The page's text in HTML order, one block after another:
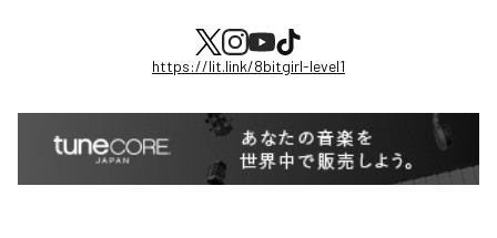
https://lit.link/8bitgirl-level1